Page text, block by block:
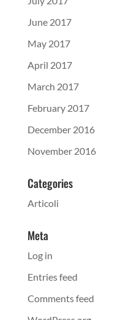
June 2017
May 2017
April 2017
March 2017
February 2017
December 2016
November 2016
Categories
Articoli
Meta
Log in
Entries feed
Comments feed